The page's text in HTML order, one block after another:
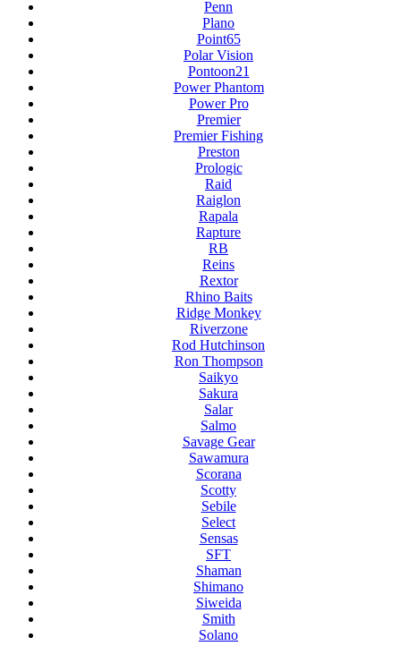
Penn
Plano
Point65
Polar Vision
Pontoon21
Power Phantom
Power Pro
Premier
Premier Fishing
Preston
Prologic
Raid
Raiglon
Rapala
Rapture
RB
Reins
Rextor
Rhino Baits
Ridge Monkey
Riverzone
Rod Hutchinson
Ron Thompson
Saikyo
Sakura
Salar
Salmo
Savage Gear
Sawamura
Scorana
Scotty
Sebile
Select
Sensas
SFT
Shaman
Shimano
Siweida
Smith
Solano